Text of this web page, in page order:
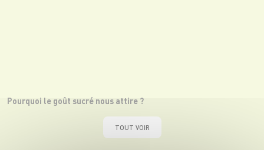
Pourquoi le goût sucré nous attire ?
TOUT VOIR